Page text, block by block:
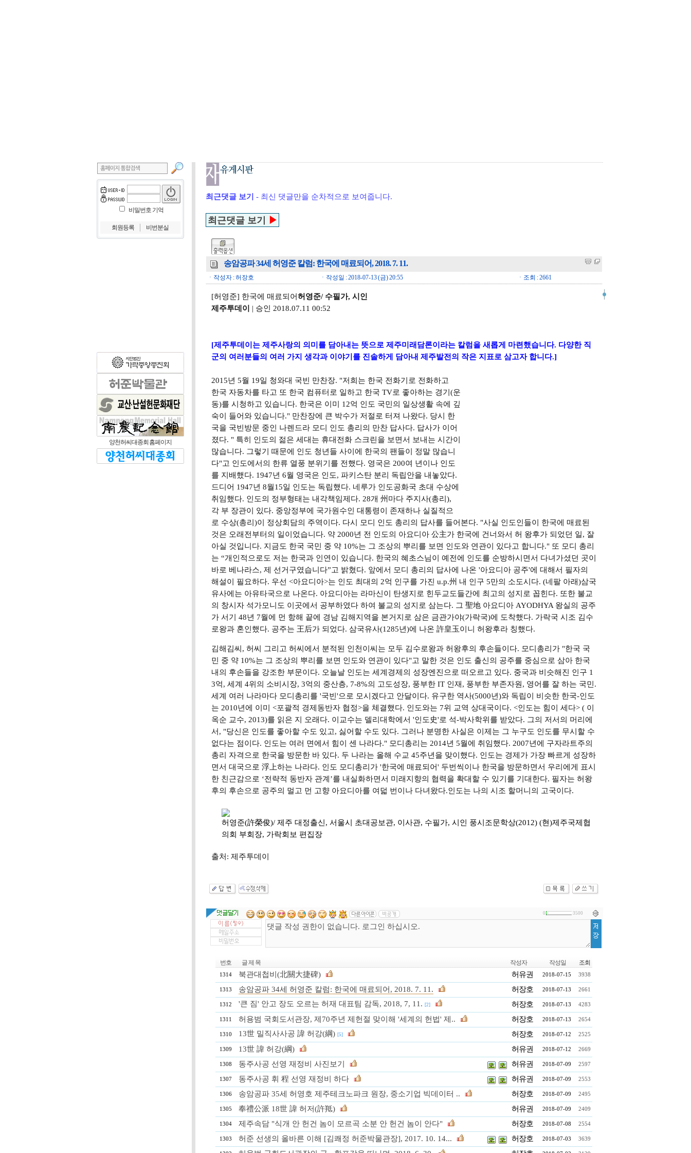
비밀번호 기억
회원등록 비번분실
양천허씨대종회 홈페이지
최근댓글 보기 - 최신 댓글만을 순차적으로 보여줍니다.
최근댓글 보기 ▶
송암공파 34세 허영준 칼럼: 한국에 매료되어, 2018. 7. 11.
ㆍ작성자 : 허장호 ㆍ작성일 : 2018-07-13 (금) 20:55 ㆍ조회 : 2661
[허영준] 한국에 매료되어허영준/ 수필가, 시인
제주투데이
| 승인 2018.07.11 00:52
[제주투데이는 제주사랑의 의미를 담아내는 뜻으로 제주미래담론이라는 칼럼을 새롭게 마련했습니다. 다양한 직
군의 여러분들의 여러 가지 생각과 이야기를 진솔하게 담아내 제주발전의 작은 지표로 삼고자 합니다.]
2015년 5월 19일 청와대 국빈 만찬장. "저희는 한국 전화기로 전화하고
한국 자동차를 타고 또 한국 컴퓨터로 일하고 한국 TV로 좋아하는 경기(운
동)를 시청하고 있습니다. 한국은 이미 12억 인도 국민의 일상생활 속에 깊
숙이 들어와 있습니다." 만찬장에 큰 박수가 저절로 터져 나왔다. 당시 한
국을 국빈방문 중인 나렌드라 모디 인도 총리의 만찬 답사다. 답사가 이어
졌다. " 특히 인도의 젊은 세대는 휴대전화 스크린을 보면서 보내는 시간이
많습니다. 그렇기 때문에 인도 청년들 사이에 한국의 팬들이 정말 많습니
다"고 인도에서의 한류 열풍 분위기를 전했다. 영국은 200여 년이나 인도
를 지배했다. 1947년 6월 영국은 인도, 파키스탄 분리 독립안을 내놓았다.
드디어 1947년 8월15일 인도는 독립했다. 네루가 인도공화국 초대 수상에
취임했다. 인도의 정부형태는 내각책임제다. 28개 州마다 주지사(총리),
각 부 장관이 있다. 중앙정부에 국가원수인 대통령이 존재하나 실질적으
로 수상(총리)이 정상회담의 주역이다. 다시 모디 인도 총리의 답사를 들어본다. "사실 인도인들이 한국에 매료된
것은 오래전부터의 일이었습니다. 약 2000년 전 인도의 아요디아 公主가 한국에 건너와서 허 왕후가 되었던 일, 잘
아실 것입니다. 지금도 한국 국민 중 약 10%는 그 조상의 뿌리를 보면 인도와 연관이 있다고 합니다." 또 모디 총리
는 “개인적으로도 저는 한국과 인연이 있습니다. 한국의 혜초스님이 예전에 인도를 순방하시면서 다녀가셨던 곳이
바로 베나라스, 제 선거구였습니다”고 밝혔다. 앞에서 모디 총리의 답사에 나온 '아요디아 공주'에 대해서 필자의
해설이 필요하다. 우선 <아요디아>는 인도 최대의 2억 인구를 가진 u.p.州 내 인구 5만의 소도시다. (네팔 아래)삼국
유사에는 아유타국으로 나온다. 아요디아는 라마신이 탄생지로 힌두교도들간에 최고의 성지로 꼽힌다. 또한 불교
의 창시자 석가모니도 이곳에서 공부하였다 하여 불교의 성지로 삼는다. 그 聖地 아요디아 AYODHYA 왕실의 공주
가 서기 48년 7월에 먼 항해 끝에 경남 김해지역을 본거지로 삼은 금관가야(가락국)에 도착했다. 가락국 시조 김수
로왕과 혼인했다. 공주는 王后가 되었다. 삼국유사(1285년)에 나온 許皇玉이니 허왕후라 칭했다.
김해김씨, 허씨 그리고 허씨에서 분적된 인천이씨는 모두 김수로왕과 허왕후의 후손들이다. 모디총리가 "한국 국
민 중 약 10%는 그 조상의 뿌리를 보면 인도와 연관이 있다"고 말한 것은 인도 출신의 공주를 중심으로 삼아 한국
내의 후손들을 강조한 부문이다. 오늘날 인도는 세계경제의 성장엔진으로 떠오르고 있다. 중국과 비슷해진 인구 1
3억, 세계 4위의 소비시장, 3억의 중산층, 7-8%의 고도성장, 풍부한 IT 인재, 풍부한 부존자원, 영어를 잘 하는 국민.
세계 여러 나라마다 모디총리를 '국빈'으로 모시겠다고 안달이다. 유구한 역사(5000년)와 독립이 비슷한 한국-인도
는 2010년에 이미 <포괄적 경제동반자 협정>을 체결했다. 인도와는 7위 교역 상대국이다. <인도는 힘이 세다> ( 이
옥순 교수, 2013)를 읽은 지 오래다. 이교수는 델리대학에서 '인도史'로 석-박사학위를 받았다. 그의 저서의 머리에
서, "당신은 인도를 좋아할 수도 있고, 싫어할 수도 있다. 그러나 분명한 사실은 이제는 그 누구도 인도를 무시할 수
없다는 점이다. 인도는 여러 면에서 힘이 센 나라다." 모디총리는 2014년 5월에 취임했다. 2007년에 구자라트주의
총리 자격으로 한국을 방문한 바 있다. 두 나라는 올해 수교 45주년을 맞이했다. 인도는 경제가 가장 빠르게 성장하
면서 대국으로 浮上하는 나라다. 인도 모디총리가 '한국에 매료되어' 두번씩이나 한국을 방문하면서 우리에게 표시
한 친근감으로 ‘전략적 동반자 관계’를 내실화하면서 미래지향의 협력을 확대할 수 있기를 기대한다. 필자는 허왕
후의 후손으로 공주의 멀고 먼 고향 아요디아를 여덟 번이나 다녀왔다.인도는 나의 시조 할머니의 고국이다.
허영준(許榮俊)/ 제주 대정출신, 서울시 초대공보관, 이사관, 수필가, 시인 풍시조문학상(2012) (현)제주국제협
의회 부회장, 가락회보 편집장
출처: 제주투데이
0 3500
번호 글 제 목 작성자 작성일 조회
1314 북관대첩비(北關大捷碑) 허유권 2018-07-15 3938
1313 송암공파 34세 허영준 칼럼: 한국에 매료되어, 2018. 7. 11. 허장호 2018-07-13 2661
1312 '큰 짐' 안고 장도 오르는 허재 대표팀 감독, 2018, 7, 11. [2] 허장호 2018-07-13 4283
1311 허용범 국회도서관장, 제70주년 제헌절 맞이해 '세계의 헌법' 제.. 허장호 2018-07-13 2654
1310 13世 밀직사사공 諱 허강(綱) [5] 허장호 2018-07-12 2525
1309 13世 諱 허강(綱) 허유권 2018-07-12 2669
1308 동주사공 선영 재정비 사진보기 허유권 2018-07-09 2597
1307 동주사공 휘 程 선영 재정비 하다 허유권 2018-07-09 2553
1306 송암공파 35세 허영호 제주테크노파크 원장, 중소기업 빅데이터 .. 허장호 2018-07-09 2495
1305 奉禮公派 18世 諱 허저(許羝) 허유권 2018-07-09 2409
1304 제주속담 "식개 안 헌건 놈이 모르곡 소분 안 헌건 놈이 안다" 허장호 2018-07-08 2554
1303 허준 선생의 올바른 이해 [김쾌정 허준박물관장], 2017. 10. 14... 허장호 2018-07-03 3639